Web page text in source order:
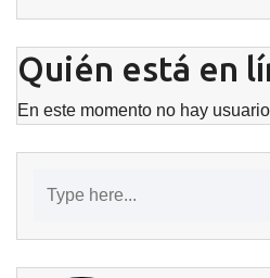
Quién está en
En este momento no hay